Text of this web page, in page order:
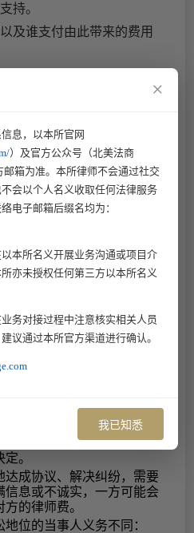
×
息，以本所官网
）及官方公众号（北美法商
箱为准。本所律师不会通过社交
会以个人名义收取任何法律服务
电子邮箱后缀名均为：
本所名义开展业务沟通或项目介
亦未授权任何第三方以本所名义
务对接过程中注意核实相关人员
议通过本所官方渠道进行确认。
我已知悉
持。
及谁支付由此带来的费用
之后，签署自己的姓名、日
费用
交给书记员后，书记员会记
上盖章。法院会保存表格
给申请人，另一份给另一方
用。
share financial information)
己的财务信息属于法定事
，只会交予配偶。申请者
来让法院知道财务披露符
加快矛盾解决
，然后将这些表
配偶。
分割财产和债务，并就
。
达成协议、解决纠纷，需要
信息或不诚实，一方可能会
的律师费。
位的当事人义务不同：